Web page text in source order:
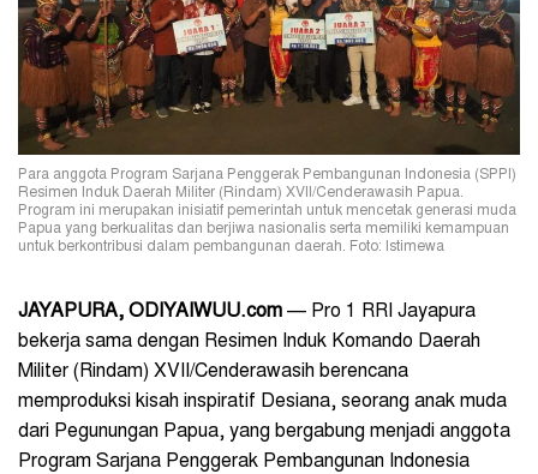
Para anggota Program Sarjana Penggerak Pembangunan Indonesia (SPPI)
Resimen Induk Daerah Militer (Rindam) XVII/Cenderawasih Papua.
Program ini merupakan inisiatif pemerintah untuk mencetak generasi muda
Papua yang berkualitas dan berjiwa nasionalis serta memiliki kemampuan
untuk berkontribusi dalam pembangunan daerah. Foto: Istimewa
JAYAPURA, ODIYAIWUU.com — Pro 1 RRI Jayapura
bekerja sama dengan Resimen Induk Komando Daerah
Militer (Rindam) XVII/Cenderawasih berencana
memproduksi kisah inspiratif Desiana, seorang anak muda
dari Pegunungan Papua, yang bergabung menjadi anggota
Program Sarjana Penggerak Pembangunan Indonesia